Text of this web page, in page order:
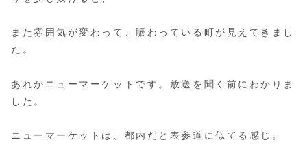
また雰囲気が変わって、賑わっている町が見えてきまし
た。
あれがニューマーケットです。放送を聞く前にわかりま
した。
ニューマーケットは、都内だと表参道に似てる感じ。